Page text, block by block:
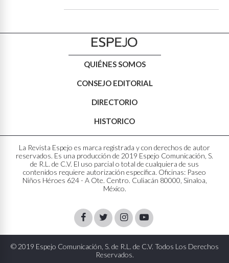
QUIÉNES SOMOS
CONSEJO EDITORIAL
DIRECTORIO
HISTORICO
La Revista Espejo es marca registrada y con derechos de autor
reservados. Es una producción de 2019 Espejo Comunicación, S.
de R.L. de C.V. El uso parcial o total de cualquiera de sus
contenidos requiere autorización específica. Oficinas: Paseo
Niños Héroes 624 - A Ote. Centro. Culiacán 80000, Sinaloa,
México.
FacebookTwitterInstagram
Youtube
© 2019 Espejo Comunicación, S. de R.L. de C.V. Todos Los Derechos
Reservados.